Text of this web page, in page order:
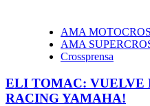
AMA
AMA
Crossprensa
ELI TOMAC: VUELVE
RACING YAMAHA!